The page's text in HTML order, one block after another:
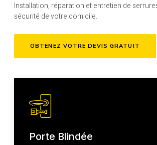
Installation, réparation et entretien de
sécurité de votre domicile.
OBTENEZ VOTRE DEVIS GRATUIT
Porte Blindée